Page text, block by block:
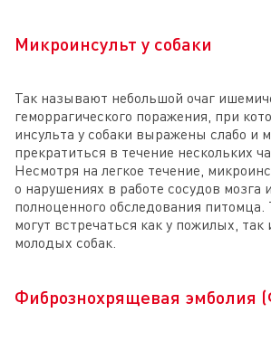
Микроинсульт у собаки
Так называют небольшой очаг
геморрагического поражения, при
инсульта у собаки выражены слабо и
прекратиться в течение нескольких
Несмотря на легкое течение,
о нарушениях в работе сосудов мозга
полноценного обследования
могут встречаться как у пожилых, так
молодых собак.
Фибрознохрящевая эмболия